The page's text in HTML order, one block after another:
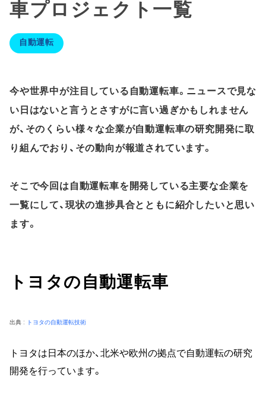
車プロジェクト一覧
自動運転
今や世界中が注目している自動運転車。ニュースで見な
い日はないと言うとさすがに言い過ぎかもしれません
が、そのくらい様々な企業が自動運転車の研究開発に取
り組んでおり、その動向が報道されています。
そこで今回は自動運転車を開発している主要な企業を
一覧にして、現状の進捗具合とともに紹介したいと思い
ます。
トヨタの自動運転車
出典 : トヨタの自動運転技術
トヨタは日本のほか、北米や欧州の拠点で自動運転の研究
開発を行っています。